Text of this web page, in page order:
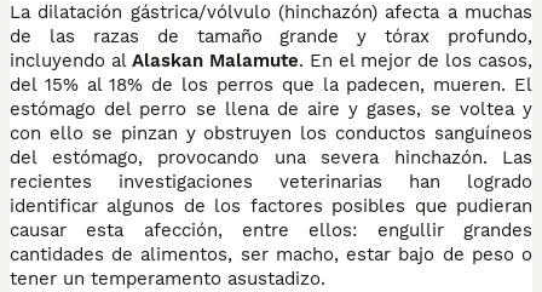
La dilatación gástrica/vólvulo (hinchazón) afecta a muchas
de las razas de tamaño grande y tórax profundo,
incluyendo al Alaskan Malamute. En el mejor de los casos,
del 15% al 18% de los perros que la padecen, mueren. El
estómago del perro se llena de aire y gases, se voltea y
con ello se pinzan y obstruyen los conductos sanguíneos
del estómago, provocando una severa hinchazón. Las
recientes investigaciones veterinarias han logrado
identificar algunos de los factores posibles que pudieran
causar esta afección, entre ellos: engullir grandes
cantidades de alimentos, ser macho, estar bajo de peso o
tener un temperamento asustadizo.